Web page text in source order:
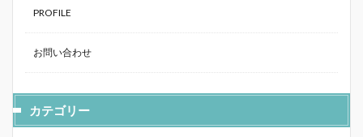
PROFILE
お問い合わせ
カテゴリー